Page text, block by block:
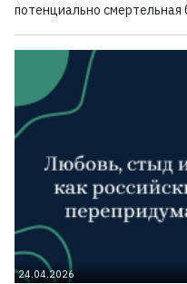
потенциально
24.04.2026